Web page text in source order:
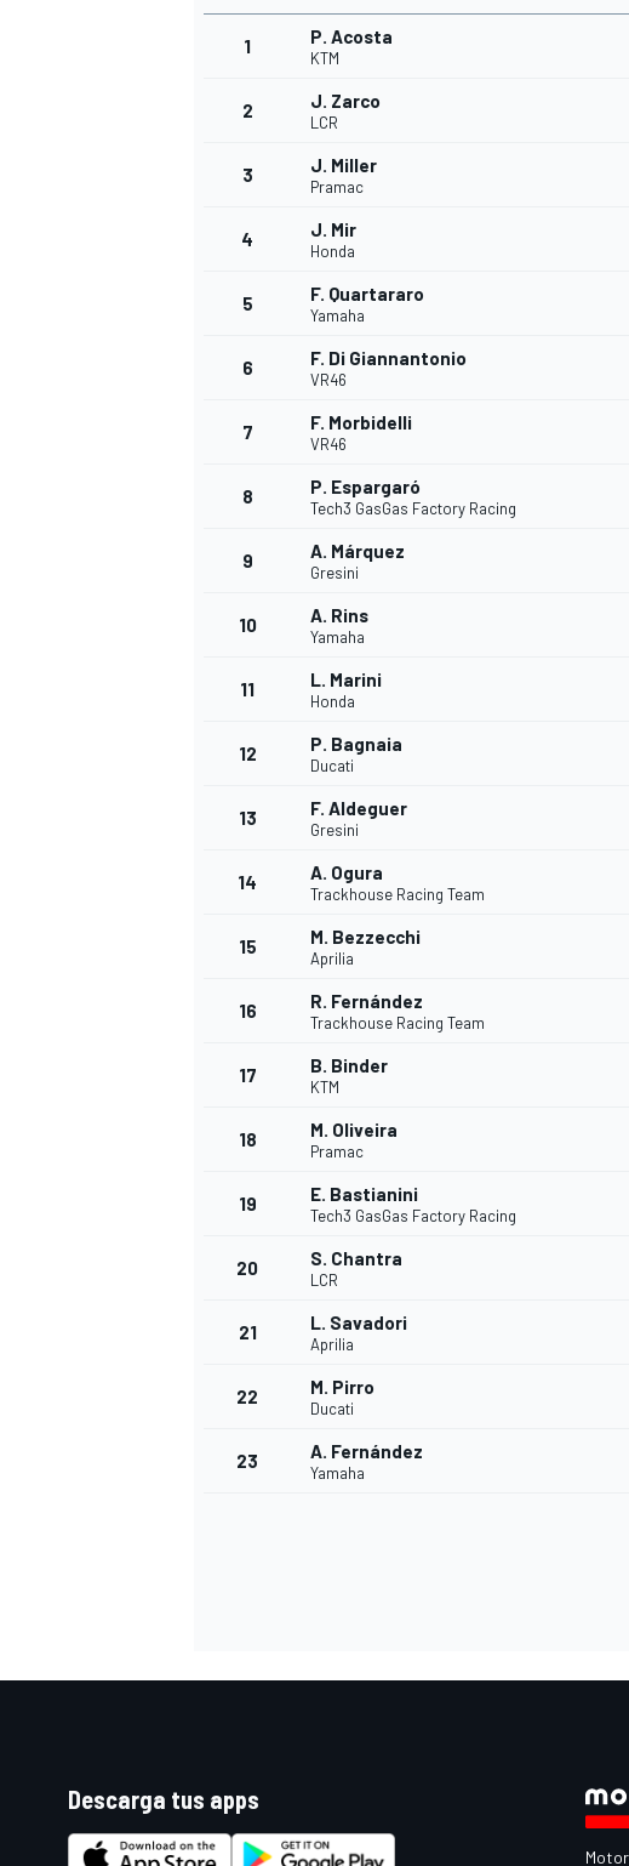
FÓRMULA E
1 P. Acosta
KTM
2 J. Zarco
LCR
3 J. Miller
Pramac
4 J. Mir
Honda
5 F. Quartararo
Yamaha
6 F. Di Giannantonio
VR46
7 F. Morbidelli
VR46
8 P. Espargaró
Tech3 GasGas Factory Racing
9 A. Márquez
Gresini
10 A. Rins
Yamaha
11 L. Marini
Honda
12 P. Bagnaia
Ducati
13 F. Aldeguer
Gresini
14 A. Ogura
Trackhouse Racing Team
15 M. Bezzecchi
Aprilia
16 R. Fernández
Trackhouse Racing Team
17 B. Binder
KTM
18 M. Oliveira
Pramac
19 E. Bastianini
Tech3 GasGas Factory Racing
20 S. Chantra
LCR
21 L. Savadori
Aprilia
22 M. Pirro
Ducati
23 A. Fernández
Yamaha
Descarga tus apps